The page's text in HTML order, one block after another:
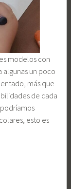
modelos con
algunas un poco
más que
de cada
esto es